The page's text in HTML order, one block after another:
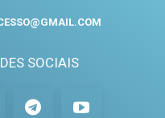
SOCIAIS